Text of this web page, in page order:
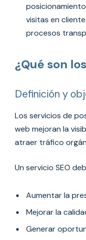
visitas en
procesos
¿Qué son
Definición y
Los servicios de
web mejoran la
atraer tráfico
Un servicio SEO
Aumentar la
Mejorar la
Generar